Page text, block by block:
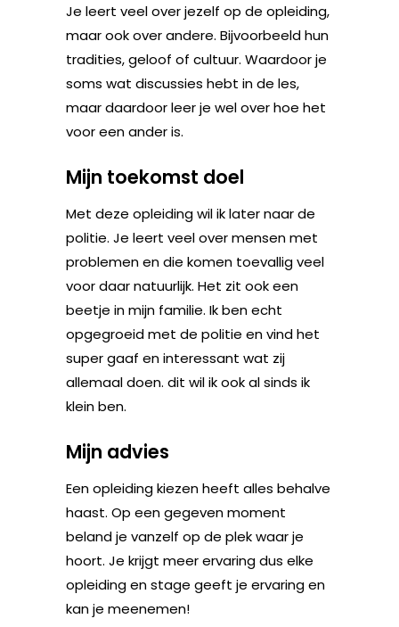
Je leert veel over jezelf op de opleiding,
maar ook over andere. Bijvoorbeeld hun
tradities, geloof of cultuur. Waardoor je
soms wat discussies hebt in de les,
maar daardoor leer je wel over hoe het
voor een ander is.
Mijn toekomst doel
Met deze opleiding wil ik later naar de
politie. Je leert veel over mensen met
problemen en die komen toevallig veel
voor daar natuurlijk. Het zit ook een
beetje in mijn familie. Ik ben echt
opgegroeid met de politie en vind het
super gaaf en interessant wat zij
allemaal doen. dit wil ik ook al sinds ik
klein ben.
Mijn advies
Een opleiding kiezen heeft alles behalve
haast. Op een gegeven moment
beland je vanzelf op de plek waar je
hoort. Je krijgt meer ervaring dus elke
opleiding en stage geeft je ervaring en
kan je meenemen!